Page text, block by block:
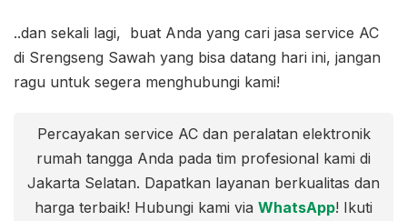
..dan sekali lagi, buat Anda yang cari jasa service AC
di Srengseng Sawah yang bisa datang hari ini, jangan
ragu untuk segera menghubungi kami!
Percayakan service AC dan peralatan elektronik
rumah tangga Anda pada tim profesional kami di
Jakarta Selatan. Dapatkan layanan berkualitas dan
harga terbaik! Hubungi kami via WhatsApp! Ikuti